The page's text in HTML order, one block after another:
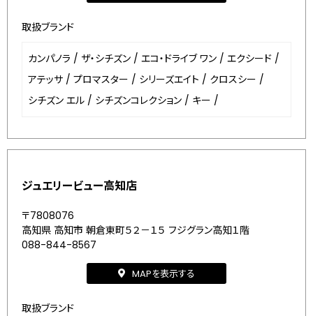
取扱ブランド
カンパノラ / ザ・シチズン / エコ・ドライブ ワン / エクシード /
アテッサ / プロマスター / シリーズエイト / クロスシー /
シチズン エル / シチズンコレクション / キー /
ジュエリービュー高知店
〒7808076
高知県 高知市 朝倉東町５２－１５ フジグラン高知１階
088-844-8567
MAPを表示する
取扱ブランド